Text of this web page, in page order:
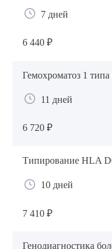
7 дней
6 440 ₽
Гемохроматоз 1
11 дней
6 720 ₽
Типирование HLA
10 дней
7 410 ₽
Генодиагностика